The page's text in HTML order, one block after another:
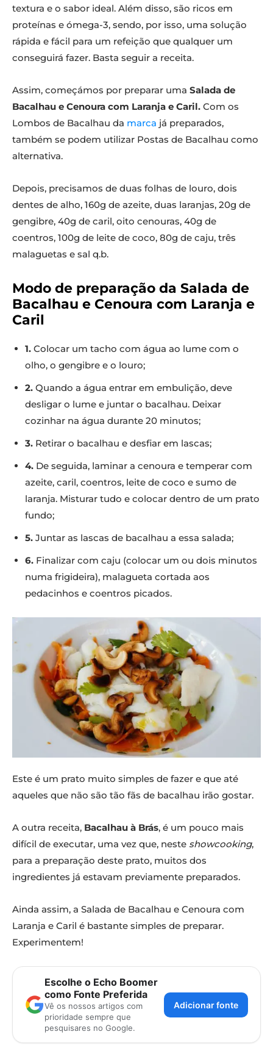
textura e o sabor ideal. Além disso, são ricos em
proteínas e ómega-3, sendo, por isso, uma solução
rápida e fácil para um refeição que qualquer um
conseguirá fazer. Basta seguir a receita.
Assim, começámos por preparar uma Salada de
Bacalhau e Cenoura com Laranja e Caril. Com os
Lombos de Bacalhau da marca já preparados,
também se podem utilizar Postas de Bacalhau como
alternativa.
Depois, precisamos de duas folhas de louro, dois
dentes de alho, 160g de azeite, duas laranjas, 20g de
gengibre, 40g de caril, oito cenouras, 40g de
coentros, 100g de leite de coco, 80g de caju, três
malaguetas e sal q.b.
Modo de preparação da Salada de
Bacalhau e Cenoura com Laranja e
Caril
1. Colocar um tacho com água ao lume com o
olho, o gengibre e o louro;
2. Quando a água entrar em embulição, deve
desligar o lume e juntar o bacalhau. Deixar
cozinhar na água durante 20 minutos;
3. Retirar o bacalhau e desfiar em lascas;
4. De seguida, laminar a cenoura e temperar com
azeite, caril, coentros, leite de coco e sumo de
laranja. Misturar tudo e colocar dentro de um prato
fundo;
5. Juntar as lascas de bacalhau a essa salada;
6. Finalizar com caju (colocar um ou dois minutos
numa frigideira), malagueta cortada aos
pedacinhos e coentros picados.
Este é um prato muito simples de fazer e que até
aqueles que não são tão fãs de bacalhau irão gostar.
A outra receita, Bacalhau à Brás, é um pouco mais
difícil de executar, uma vez que, neste showcooking,
para a preparação deste prato, muitos dos
ingredientes já estavam previamente preparados.
Ainda assim, a Salada de Bacalhau e Cenoura com
Laranja e Caril é bastante simples de preparar.
Experimentem!
Escolhe o Echo Boomer
como Fonte Preferida
Vê os nossos artigos com
prioridade sempre que
pesquisares no Google.
Adicionar fonte